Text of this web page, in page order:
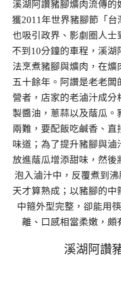
溪湖阿讚豬腳爌肉流傳的
獲2011年世界豬腳節「台
也吸引政界、影劇圈人士
不到10分鐘的車程，溪
法烹煮豬腳與爌肉，在爌
五十餘年。阿讚是老老闆
營者，店家的老滷汁成分
製醬油，蔥蒜以及蔭瓜。
兩難，要配飯吃鹹香、直
味道；為了提升豬腳與滷
放進蔭瓜增添甜味，然後
泡入滷汁中，反覆煮到
天才算熟成；以豬腳的中
中箍外型完整，卻能用
離、口感相當柔嫩，頗
溪湖阿讚